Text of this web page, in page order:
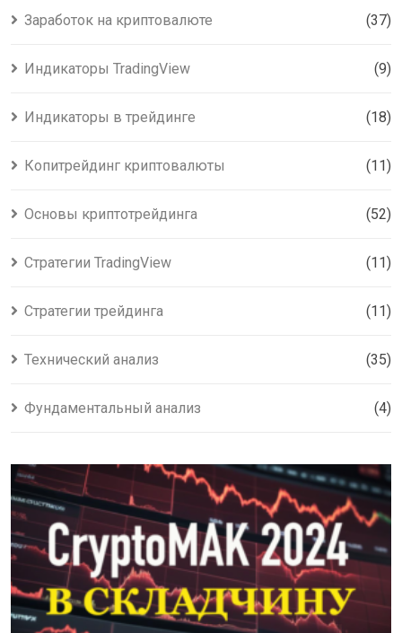
Заработок на криптовалюте (37)
Индикаторы TradingView (9)
Индикаторы в трейдинге (18)
Копитрейдинг криптовалюты (11)
Основы криптотрейдинга (52)
Стратегии TradingView (11)
Стратегии трейдинга (11)
Технический анализ (35)
Фундаментальный анализ (4)